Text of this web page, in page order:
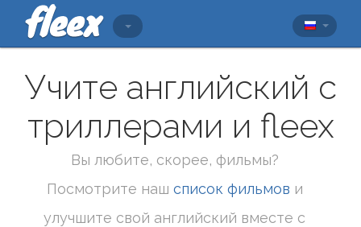
Учите английский с
триллерами и fleex
Вы любите, скорее, фильмы?
Посмотрите наш список фильмов и
улучшите свой английский вместе с